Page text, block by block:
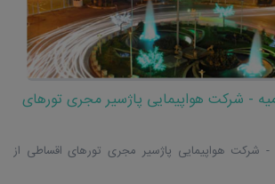
- شرکت هواپیمایی پاژسیر مجری تورهای
- شرکت هواپیمایی پاژسیر مجری تورهای اقساطی از